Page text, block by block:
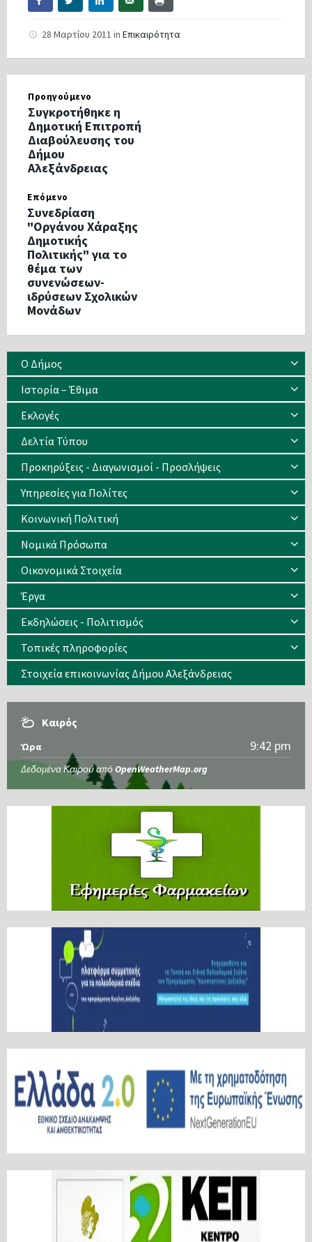
28 Μαρτίου 2011 in Επικαιρότητα
Προηγούμενο
Συγκροτήθηκε η
Δημοτική Επιτροπή
Διαβούλευσης του
Δήμου
Αλεξάνδρειας
Επόμενο
Συνεδρίαση
"Οργάνου Χάραξης
Δημοτικής
Πολιτικής" για το
θέμα των
συνενώσεων-
ιδρύσεων Σχολικών
Μονάδων
Ο Δήμος
Ιστορία – Έθιμα
Eκλογές
Δελτία Τύπου
Προκηρύξεις - Διαγωνισμοί - Προσλήψεις
Υπηρεσίες για Πολίτες
Κοινωνική Πολιτική
Νομικά Πρόσωπα
Οικονομικά Στοιχεία
Έργα
Εκδηλώσεις - Πολιτισμός
Τοπικές πληροφορίες
Στοιχεία επικοινωνίας Δήμου Αλεξάνδρειας
Καιρός
Ώρα 9:42 pm
Δεδομένα Καιρού από OpenWeatherMap.org